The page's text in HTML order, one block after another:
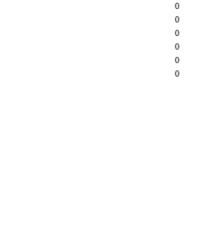
0
0
0
0
0
0